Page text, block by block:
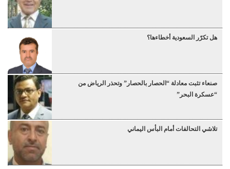
هل تكرّر السعودية أخطاءها؟
صنعاء تثبت معادلة “الحصار بالحصار” وتحذر الرياض من
“عسكرة البحر”
تلاشي التحالفات أمام البأس اليماني